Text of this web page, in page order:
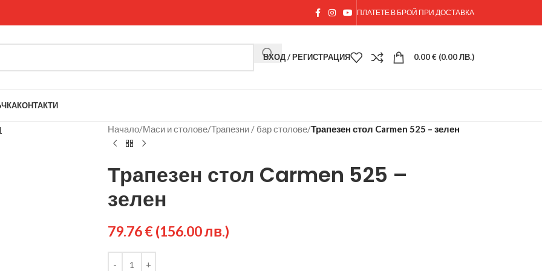
ПЛАТЕТЕ В БРОЙ ПРИ ДОСТАВКА
ВХОД / РЕГИСТРАЦИЯ 0.00€ (0.00 ЛВ.)
КОНТАКТИ
Начало/Маси и столове/Трапезни / бар столове/Трапезен стол Carmen 525 – зелен
Трапезен стол Carmen 525 –
зелен
79.76€(156.00 лв.)